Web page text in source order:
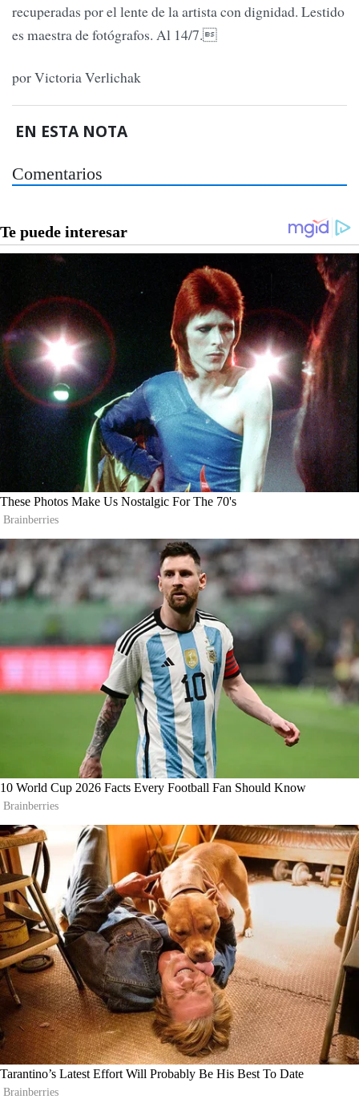
recuperadas por el lente de la artista con dignidad. Lestido
es maestra de fotógrafos. Al 14/7.
por Victoria Verlichak
EN ESTA NOTA
Comentarios